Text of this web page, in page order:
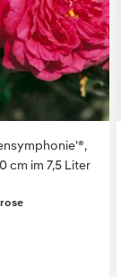
cm im 7,5 Liter